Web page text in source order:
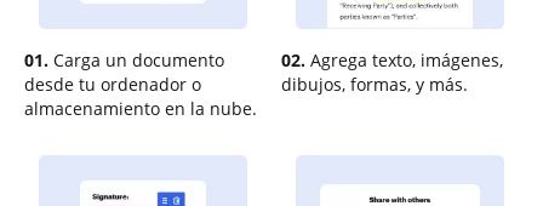
01. Carga un documento
desde tu ordenador o
almacenamiento en la nube.
02. Agrega texto, imágenes,
dibujos, formas, y más.